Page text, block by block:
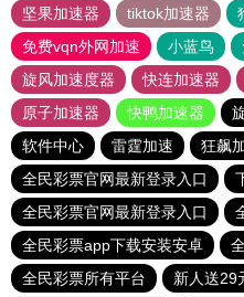
坚果加速器
tiktok加速器
免费vqn外网加速
小蓝鸟
旋风加速度器
快连加速器
原子加速器
快鸭加速器
软件中心
雷霆加速 狂飙
全民彩票官网最新登录入口
全民彩票官网最新登录入口
全民彩票app下载安装安卓
全民彩票所有平台
新人送29